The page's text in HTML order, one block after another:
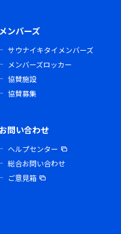
メンバーズ
サウナイキタイメンバーズ
メンバーズロッカー
協賛施設
協賛募集
お問い合わせ
ヘルプセンター
総合お問い合わせ
ご意見箱